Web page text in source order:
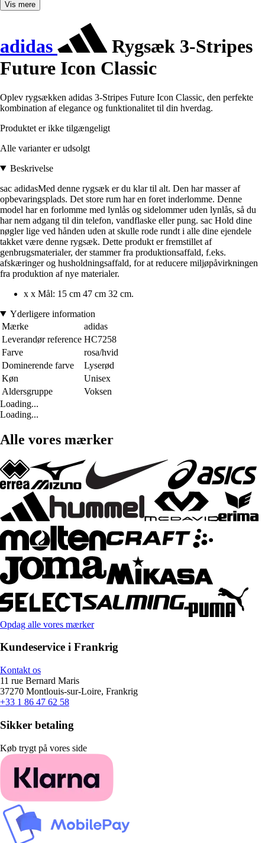
Vis mere
adidas
Rygsæk 3-Stripes
Future Icon Classic
Oplev rygsækken adidas 3-Stripes Future Icon Classic, den perfekte
kombination af elegance og funktionalitet til din hverdag.
Produktet er ikke tilgængeligt
Alle varianter er udsolgt
Beskrivelse
sac adidasMed denne rygsæk er du klar til alt. Den har masser af
opbevaringsplads. Det store rum har en foret inderlomme. Denne
model har en forlomme med lynlås og sidelommer uden lynlås, så du
har nem adgang til din telefon, vandflaske eller pung. sac Hold dine
nøgler lige ved hånden uden at skulle rode rundt i alle dine ejendele
takket være denne rygsæk. Dette produkt er fremstillet af
genbrugsmaterialer, der stammer fra produktionsaffald, f.eks.
afskæringer og husholdningsaffald, for at reducere miljøpåvirkningen
fra produktion af nye materialer.
x x Mål: 15 cm 47 cm 32 cm.
Yderligere information
Mærke
adidas
Leverandør reference HC7258
Farve
rosa/hvid
Dominerende farve
Lyserød
Køn
Unisex
Aldersgruppe
Voksen
Loading...
Loading...
Alle vores mærker
Opdag alle vores mærker
Kundeservice i Frankrig
Kontakt os
11 rue Bernard Maris
37270 Montlouis-sur-Loire, Frankrig
+33 1 86 47 62 58
Sikker betaling
Køb trygt på vores side